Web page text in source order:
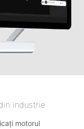
industrie
motorul